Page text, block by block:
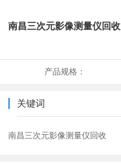
南昌三次元影像测量仪回收
产品规格：
关键词
南昌三次元影像测量仪回收